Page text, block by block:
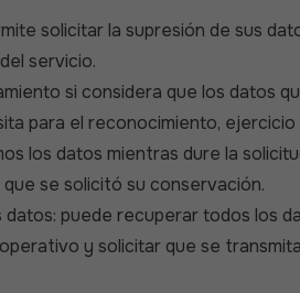
solicitar la supresión de sus
servicio.
si considera que los datos
para el reconocimiento,
los datos mientras dure la
se solicitó su conservación.
puede recuperar todos los
y solicitar que se